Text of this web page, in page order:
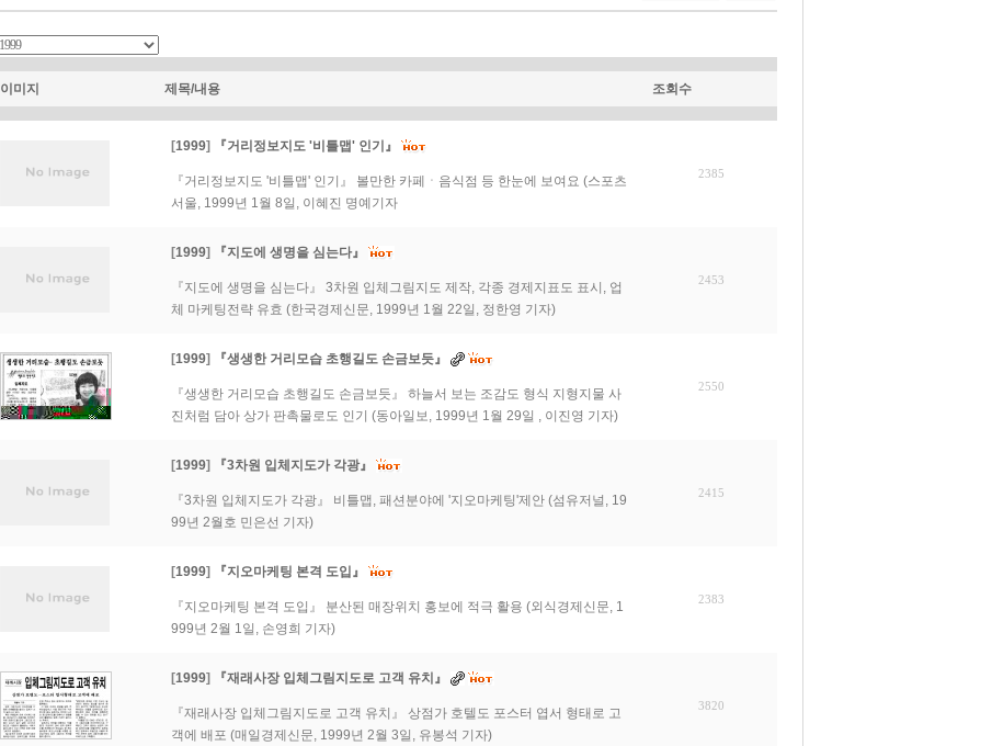
이미지 제목/내용 조회수
[1999] 『거리정보지도 '비틀맵' 인기』
『거리정보지도 '비틀맵' 인기』 볼만한 카페ㆍ음식점 등 한눈에 보여요 (스포츠
서울, 1999년 1월 8일, 이혜진 명예기자
2385
[1999] 『지도에 생명을 심는다』
『지도에 생명을 심는다』 3차원 입체그림지도 제작, 각종 경제지표도 표시, 업
체 마케팅전략 유효 (한국경제신문, 1999년 1월 22일, 정한영 기자)
2453
[1999] 『생생한 거리모습 초행길도 손금보듯』
『생생한 거리모습 초행길도 손금보듯』 하늘서 보는 조감도 형식 지형지물 사
진처럼 담아 상가 판촉물로도 인기 (동아일보, 1999년 1월 29일 , 이진영 기자)
2550
[1999] 『3차원 입체지도가 각광』
『3차원 입체지도가 각광』 비틀맵, 패션분야에 '지오마케팅'제안 (섬유저널, 19
99년 2월호 민은선 기자)
2415
[1999] 『지오마케팅 본격 도입』
『지오마케팅 본격 도입』 분산된 매장위치 홍보에 적극 활용 (외식경제신문, 1
999년 2월 1일, 손영희 기자)
2383
[1999] 『재래사장 입체그림지도로 고객 유치』
『재래사장 입체그림지도로 고객 유치』 상점가 호텔도 포스터 엽서 형태로 고
객에 배포 (매일경제신문, 1999년 2월 3일, 유봉석 기자)
3820